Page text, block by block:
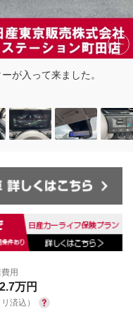
が入って来ました。
用
万円
リ済込）